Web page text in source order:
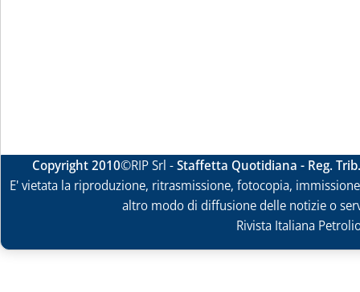
Copyright 2010©RIP Srl -Staffetta Quotidiana - Reg.
E' vietata la riproduzione, ritrasmissione, fotocopia,
altro modo di diffusione delle notizie o
Rivista Italiana